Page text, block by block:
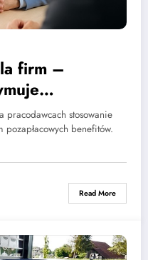
firm –
pracodawcach stosowanie
benefitów.
Read More